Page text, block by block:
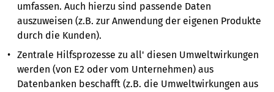
umfassen. Auch hierzu sind passende Daten
auszuweisen (z.B. zur Anwendung der eigenen Produkte
durch die Kunden).
Zentrale Hilfsprozesse zu all' diesen Umweltwirkungen
werden (von E2 oder vom Unternehmen) aus
Datenbanken beschafft (z.B. die Umweltwirkungen aus